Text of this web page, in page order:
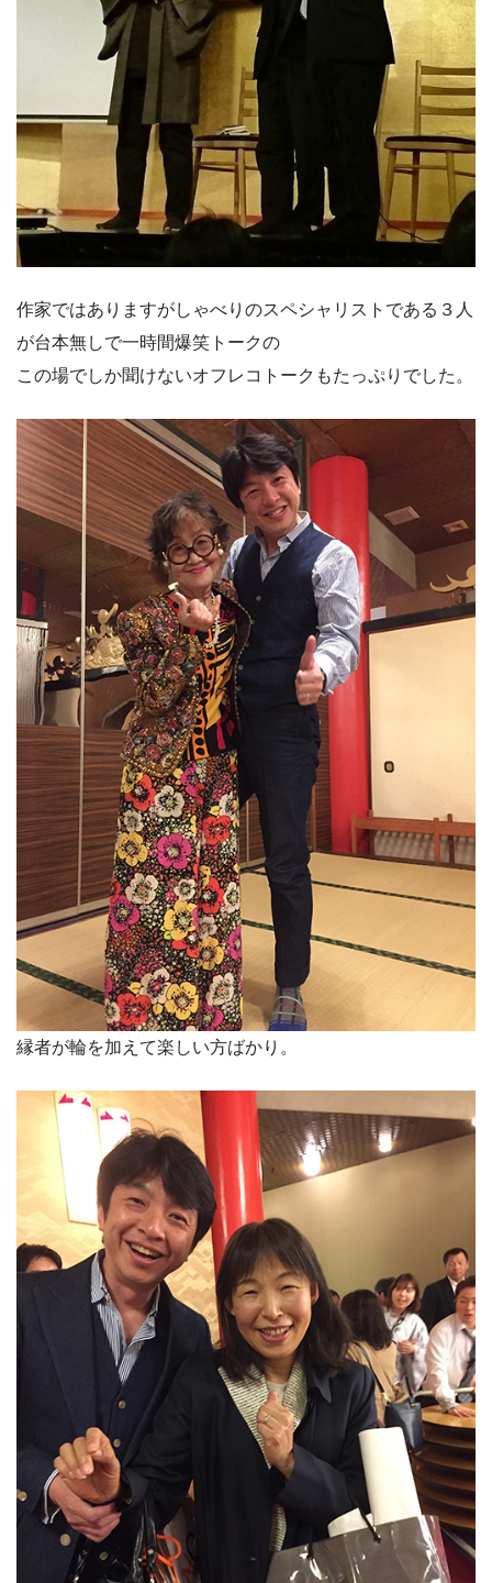
作家ではありますがしゃべりのスペシャリストである３人
が台本無しで一時間爆笑トークの
この場でしか聞けないオフレコトークもたっぷりでした。
縁者が輪を加えて楽しい方ばかり。